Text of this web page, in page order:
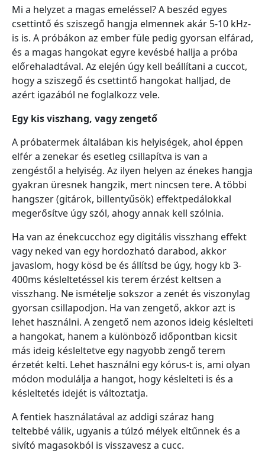
Mi a helyzet a magas emeléssel? A beszéd egyes
csettintő és sziszegő hangja elmennek akár 5-10 kHz-
is is. A próbákon az ember füle pedig gyorsan elfárad,
és a magas hangokat egyre kevésbé hallja a próba
előrehaladtával. Az elején úgy kell beállítani a cuccot,
hogy a sziszegő és csettintő hangokat halljad, de
azért igazából ne foglalkozz vele.
Egy kis viszhang, vagy zengető
A próbatermek általában kis helyiségek, ahol éppen
elfér a zenekar és esetleg csillapítva is van a
zengéstől a helyiség. Az ilyen helyen az énekes hangja
gyakran üresnek hangzik, mert nincsen tere. A többi
hangszer (gitárok, billentyűsök) effektpedálokkal
megerősítve úgy szól, ahogy annak kell szólnia.
Ha van az énekcucchoz egy digitális visszhang effekt
vagy neked van egy hordozható darabod, akkor
javaslom, hogy kösd be és állítsd be úgy, hogy kb 3-
400ms késleltetéssel kis terem érzést keltsen a
visszhang. Ne ismételje sokszor a zenét és viszonylag
gyorsan csillapodjon. Ha van zengető, akkor azt is
lehet használni. A zengető nem azonos ideig késlelteti
a hangokat, hanem a különböző időpontban kicsit
más ideig késleltetve egy nagyobb zengő terem
érzetét kelti. Lehet használni egy kórus-t is, ami olyan
módon modulálja a hangot, hogy késlelteti is és a
késleltetés idejét is változtatja.
A fentiek használatával az addigi száraz hang
teltebbé válik, ugyanis a túlzó mélyek eltűnnek és a
sivító magasokból is visszavesz a cucc.